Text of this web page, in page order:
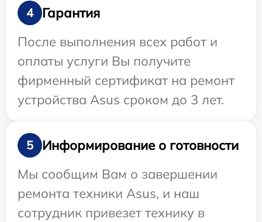
4
Гарантия
После выполнения всех работ и
оплаты услуги Вы получите
фирменный сертификат на ремонт
устройства Asus сроком до 3 лет.
5
Информирование о готовности
Мы сообщим Вам о завершении
ремонта техники Asus, и наш
сотрудник привезет технику в